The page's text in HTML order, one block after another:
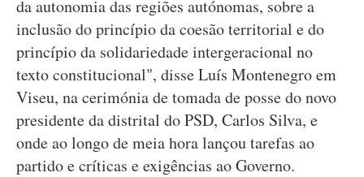
da autonomia das regiões autónomas, sobre a
inclusão do princípio da coesão territorial e do
princípio da solidariedade intergeracional no
texto constitucional", disse Luís Montenegro em
Viseu, na cerimónia de tomada de posse do novo
presidente da distrital do PSD, Carlos Silva, e
onde ao longo de meia hora lançou tarefas ao
partido e críticas e exigências ao Governo.